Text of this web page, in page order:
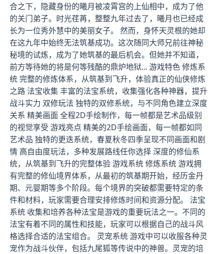
合之下，隐藏身份的曦月被凌霄宫的上仙相中，成为了他
的关门弟子。时光荏苒，整整九年过去了，曦月也已经成
长为一位秀外慧中的美丽女子。 然而，身怀天灵根的她却
在这九年中始终无法筑基成功。这次随同大师兄前往神秘
秘境的试炼，成为了她筑基的最后机会。但她并不知道，
前方等待她的将是何等残酷的鼎炉地狱... 游戏特色 修炼系
统 完整的修炼体系，从筑基到飞升，体验真正的仙侠修炼
之路 法宝收集 丰富的法宝系统，收集强化各种神器，提升
战斗实力 双修玩法 独特的双修系统，与不同角色建立深度
关系 精美画面 全程2D手绘制作，每一帧都是艺术品级别
的视觉享受 游戏亮点 精美的2D手绘画面，每一帧都如同
艺术品 独特的更迭系统，春夏秋冬四季呈现不同画面和剧
情 高自由度玩法，多种发展路线任你选择 深度的修仙系
统，从筑基到飞升的完整体验 游戏系统 修炼系统 游戏拥
有完整的修仙境界体系，从最初的筑基期开始，经历金丹
期、元婴期等多个阶段。每个境界的突破都需要特定的条
件和材料，玩家需要合理安排修炼时间和资源分配。 法宝
系统 收集和培养各种法宝是游戏的重要玩法之一。不同的
法宝有着不同的属性和技能，玩家可以根据自己的战斗风
格选择合适的法宝组合。 灵宠系统 游戏中可以收服各种灵
宠作为战斗伙伴，包括九尾狐等传说中的神兽。灵宠的培